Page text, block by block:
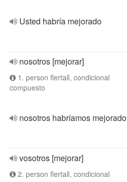
Usted habría mejorado
nosotros [mejorar]
1. person flertall, condicional
compuesto
nosotros habríamos mejorado
vosotros [mejorar]
2. person flertall, condicional